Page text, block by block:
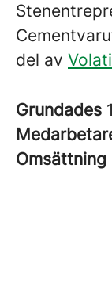
del av Volati
Grundades
Omsättning